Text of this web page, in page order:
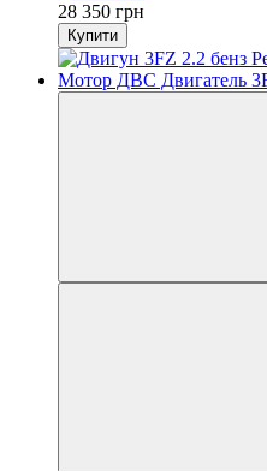
28 350 грн
Купити